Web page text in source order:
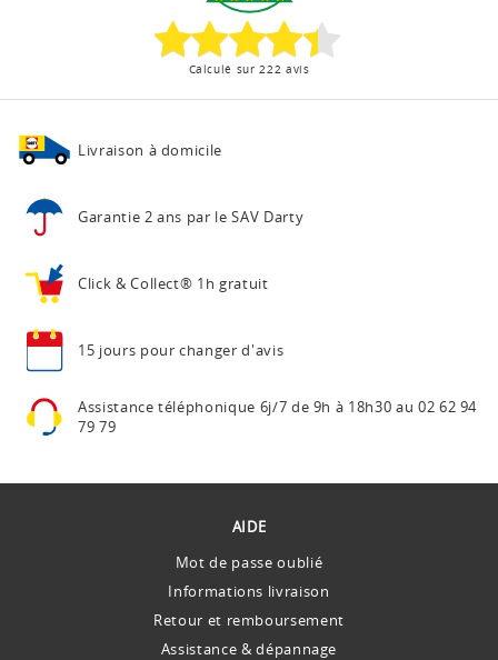
Calculé sur 222 avis
Livraison à domicile
Garantie 2 ans par le SAV Darty
Click & Collect® 1h gratuit
15 jours pour changer d'avis
Assistance téléphonique 6j/7 de 9h à 18h30 au 02 62 94
79 79
AIDE
Mot de passe oublié
Informations livraison
Retour et remboursement
Assistance & dépannage